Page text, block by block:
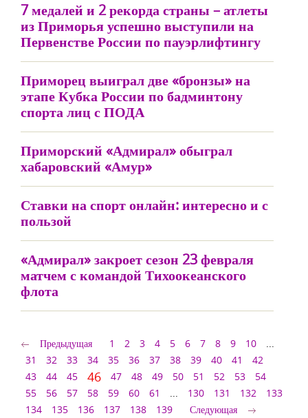
7 медалей и 2 рекорда страны – атлеты
из Приморья успешно выступили на
Первенстве России по пауэрлифтингу
Приморец выиграл две «бронзы» на
этапе Кубка России по бадминтону
спорта лиц с ПОДА
Приморский «Адмирал» обыграл
хабаровский «Амур»
Ставки на спорт онлайн: интересно и с
пользой
«Адмирал» закроет сезон 23 февраля
матчем с командой Тихоокеанского
флота
Предыдущая 1 2 3 4 5 6 7 8 9 10
...
31
32 33 34 35 36 37 38 39 40 41
42
43
44 45 46 47 48 49 50 51 52 53
54
55
56 57 58 59 60 61 ... 130 131 132
133
134
135 136 137 138 139 Следующая